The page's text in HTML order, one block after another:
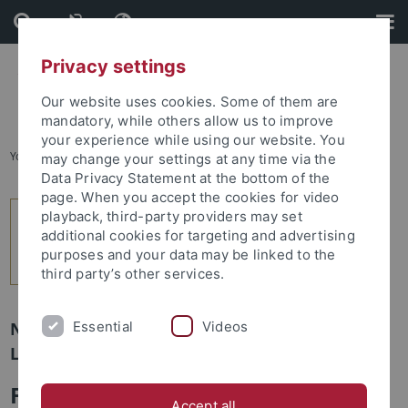
Skip
to
content
Skip
to
footer
You are here: Home ... 3
Newsletter Uni Tübingen aktuell Nr. 1/2025:
Leute
Fünf neue Mitglieder im Tübinger
Privacy settings
Our website uses cookies. Some of them are
mandatory, while others allow us to improve
your experience while using our website. You
may change your settings at any time via the
Data Privacy Statement at the bottom of the
page. When you accept the cookies for video
playback, third-party providers may set
additional cookies for targeting and advertising
purposes and your data may be linked to the
third party’s other services.
Essential Videos